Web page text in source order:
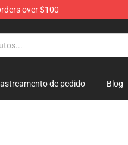
over $100
de pedido Blog